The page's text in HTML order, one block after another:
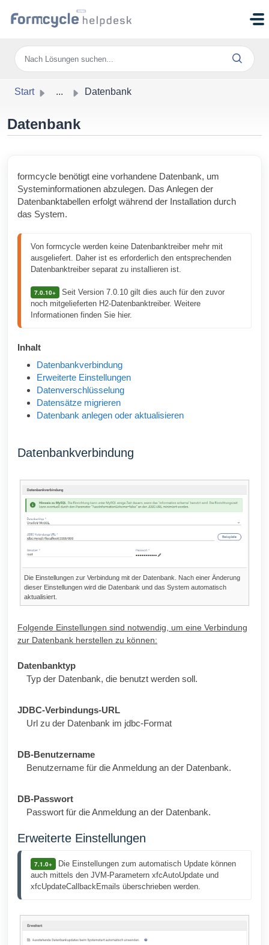
Start ... Datenbank
Datenbank
formcycle benötigt eine vorhandene Datenbank, um
Systeminformationen abzulegen. Das Anlegen der
Datenbanktabellen erfolgt während der Installation durch
das System.
Von formcycle werden keine Datenbanktreiber mehr mit
ausgeliefert. Daher ist es erforderlich den entsprechenden
Datenbanktreiber separat zu installieren ist.
7.0.10+
Seit Version 7.0.10 gilt dies auch für den zuvor
noch mitgelieferten H2-Datenbanktreiber. Weitere
Informationen finden Sie hier.
Inhalt
Datenbankverbindung
Erweiterte Einstellungen
Datenverschlüsselung
Datensätze migrieren
Datenbank anlegen oder aktualisieren
Datenbankverbindung
Die Einstellungen zur Verbindung mit der Datenbank. Nach einer Änderung
dieser Einstellungen wird die Datenbank und das System automatisch
aktualisiert.
Folgende Einstellungen sind notwendig, um eine Verbindung
zur Datenbank herstellen zu können:
Datenbanktyp
Typ der Datenbank, die benutzt werden soll.
JDBC-Verbindungs-URL
Url zu der Datenbank im jdbc-Format
DB-Benutzername
Benutzername für die Anmeldung an der Datenbank.
DB-Passwort
Passwort für die Anmeldung an der Datenbank.
Erweiterte Einstellungen
7.1.0+
Die Einstellungen zum automatisch Update können
auch mittels den JVM-Parametern xfcAutoUpdate und
xfcUpdateCallbackEmails überschrieben werden.